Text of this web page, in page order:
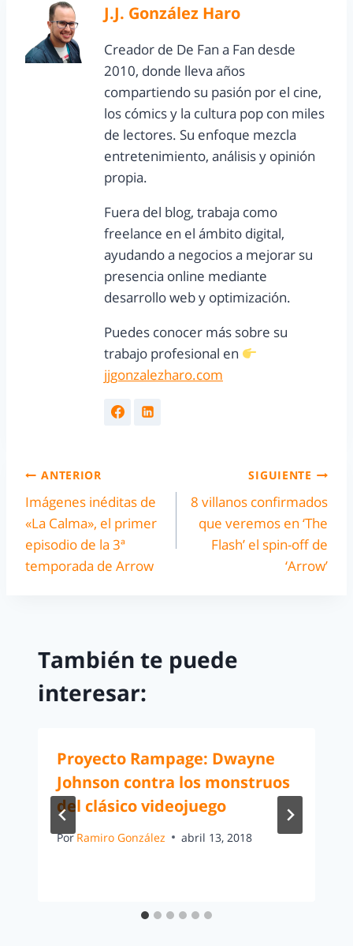
J.J. González Haro
Creador de De Fan a Fan desde
2010, donde lleva años
compartiendo su pasión por el cine,
los cómics y la cultura pop con miles
de lectores. Su enfoque mezcla
entretenimiento, análisis y opinión
propia.
Fuera del blog, trabaja como
freelance en el ámbito digital,
ayudando a negocios a mejorar su
presencia online mediante
desarrollo web y optimización.
Puedes conocer más sobre su
trabajo profesional en
jjgonzalezharo.com
ANTERIOR
Imágenes inéditas de
«La Calma», el primer
episodio de la 3ª
temporada de Arrow
SIGUIENTE
8 villanos confirmados
que veremos en ‘The
Flash’ el spin-off de
‘Arrow’
También te puede
interesar:
Proyecto Rampage: Dwayne
Johnson contra los monstruos
del clásico videojuego
Por Ramiro González abril 13, 2018